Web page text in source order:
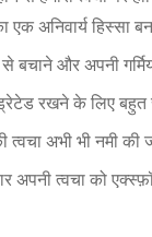
अनिवार्य हिस्सा
बचाने और अपनी
रखने के लिए बहुत
त्वचा अभी भी नमी
अपनी त्वचा को